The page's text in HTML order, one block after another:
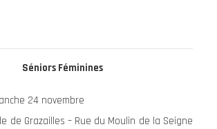
Séniors Féminines
24 novembre
de Grazailles – Rue du Moulin de la Seigne